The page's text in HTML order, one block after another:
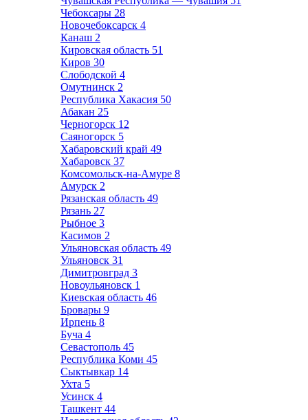
Чебоксары 28
Новочебоксарск 4
Канаш 2
Кировская область 51
Киров 30
Слободской 4
Омутнинск 2
Республика Хакасия 50
Абакан 25
Черногорск 12
Саяногорск 5
Хабаровский край 49
Хабаровск 37
Комсомольск-на-Амуре 8
Амурск 2
Рязанская область 49
Рязань 27
Рыбное 3
Касимов 2
Ульяновская область 49
Ульяновск 31
Димитровград 3
Новоульяновск 1
Киевская область 46
Бровары 9
Ирпень 8
Буча 4
Севастополь 45
Республика Коми 45
Сыктывкар 14
Ухта 5
Усинск 4
Ташкент 44